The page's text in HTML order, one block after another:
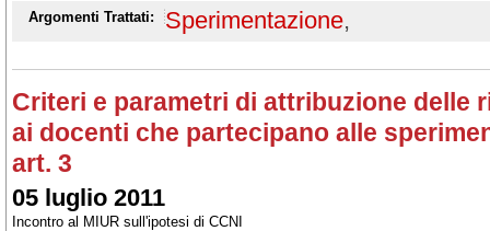
Argomenti Trattati:
Sperimentazione,
Criteri e parametri di attribuzione delle
ai docenti che partecipano alle
art. 3
05 luglio 2011
Incontro al MIUR sull'ipotesi di CCNI